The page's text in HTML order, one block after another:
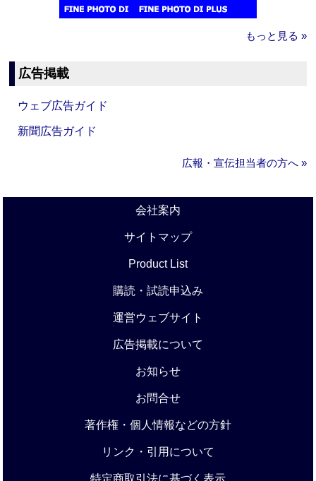
もっと見る »
広告掲載
ウェブ広告ガイド
新聞広告ガイド
広報・宣伝担当者の方へ »
会社案内
サイトマップ
Product List
購読・試読申込み
運営ウェブサイト
広告掲載について
お知らせ
お問合せ
著作権・個人情報などの方針
リンク・引用について